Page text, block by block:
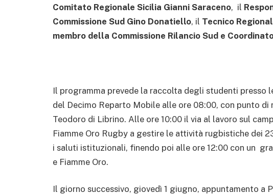
Comitato Regionale Sicilia Gianni Saraceno, il
Commissione Sud Gino Donatiello, il Tecnico
membro della Commissione Rilancio Sud e
Il programma prevede la raccolta degli studenti presso
del Decimo Reparto Mobile alle ore 08:00, con punto
Teodoro di Librino. Alle ore 10:00 il via al lavoro sul
Fiamme Oro Rugby a gestire le attività rugbistiche dei
i saluti istituzionali, finendo poi alle ore 12:00 con un
e Fiamme Oro.
Il giorno successivo, giovedì 1 giugno, appuntamento a